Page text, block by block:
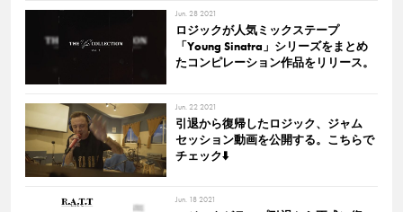
Jun. 28 2021
ロジックが人気ミックステープ
「Young Sinatra」シリーズをまとめ
たコンピレーション作品をリリース。
Jun. 22 2021
引退から復帰したロジック、ジャム
セッション動画を公開する。こちらで
チェック⬇️
Jun. 18 2021